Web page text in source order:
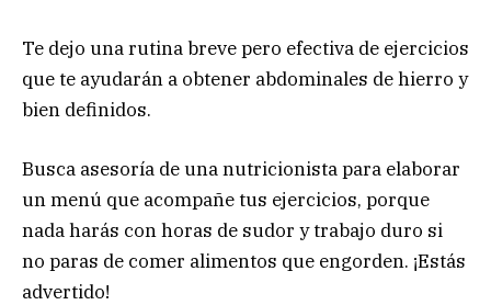
Te dejo una rutina breve pero efectiva de ejercicios
que te ayudarán a obtener abdominales de hierro y
bien definidos.
Busca asesoría de una nutricionista para elaborar
un menú que acompañe tus ejercicios, porque
nada harás con horas de sudor y trabajo duro si
no paras de comer alimentos que engorden. ¡Estás
advertido!